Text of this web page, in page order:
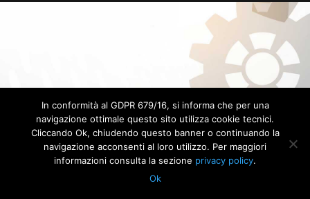
In conformità al GDPR 679/16, si informa che per una
navigazione ottimale questo sito utilizza cookie tecnici.
Cliccando Ok, chiudendo questo banner o continuando la
navigazione acconsenti al loro utilizzo. Per maggiori
informazioni consulta la sezione privacy policy.
Ok